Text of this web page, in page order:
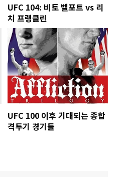
UFC 104: 비토 벨포트 vs 리
치 프랭클린
UFC 100 이후 기대되는 종합
격투기 경기들